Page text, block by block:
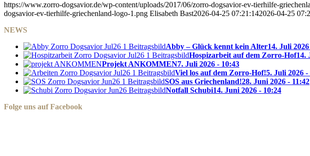
https://www.zorro-dogsavior.de/wp-content/uploads/2017/06/zorro-dogsavior-ev-tierhilfe-
dogsavior-ev-tierhilfe-griechenland-logo-1.png Elisabeth Bast2026-04-25 07:21:142026-04-25
NEWS
Abby – Glück kennt kein Alter14. Juli
Hospizarbeit auf dem Zorro-Hof14.
Projekt ANKOMMEN7. Juli 2026 - 10:43
Viel los auf dem Zorro-Hof!5. Juli 2026 -
SOS aus Griechenland!28. Juni 2026 - 11:42
Notfall Schubi14. Juni 2026 - 10:24
Folge uns auf Facebook